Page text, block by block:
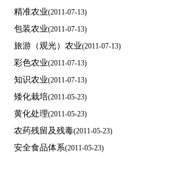
精准农业(2011-07-13)
包装农业(2011-07-13)
旅游（观光）农业(2011-07-13)
彩色农业(2011-07-13)
知识农业(2011-07-13)
矮化栽培(2011-05-23)
黄化处理(2011-05-23)
农药残留及残毒(2011-05-23)
安全食品体系(2011-05-23)